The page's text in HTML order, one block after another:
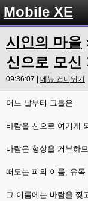
Mobile XE
시인의 마을
신으로 모신
09:36:07 | 메뉴 건너뛰기
어느 날부터 그들은
바람을 신으로 여기게
바람은 형상을 거부하
떠도는 피의 이름, 유목
그 이름에는 바람을 찢